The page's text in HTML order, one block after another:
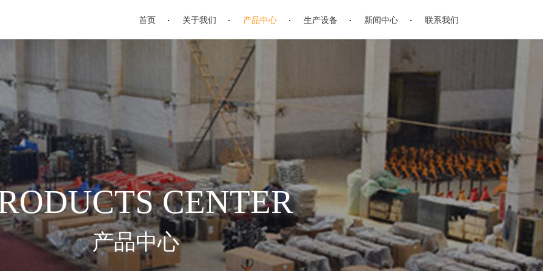
首页 关于我们 产品中心 生产设备 新闻中心 联系我们
CENTER
产品中心